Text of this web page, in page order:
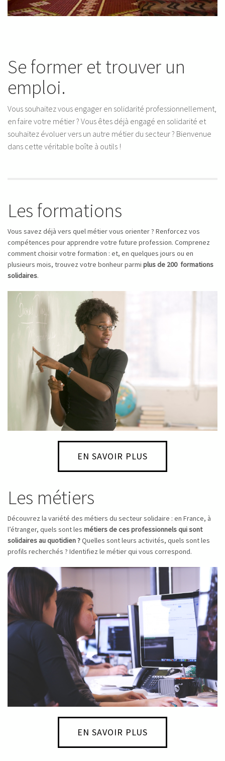
Se former et trouver un
emploi.
Vous souhaitez vous engager en solidarité professionnellement,
en faire votre métier ? Vous êtes déjà engagé en solidarité et
souhaitez évoluer vers un autre métier du secteur ? Bienvenue
dans cette véritable boîte à outils !
Les formations
​Vous savez déjà vers quel métier vous orienter ? Renforcez vos
compétences pour apprendre votre future profession. Comprenez
comment choisir votre formation : et, en quelques jours ou en
plusieurs mois, trouvez votre bonheur parmi plus de 200 formations
solidaires.
EN SAVOIR PLUS
Les métiers
Découvrez la variété des métiers du secteur solidaire : en France, à
l’étranger, quels sont les métiers de ces professionnels qui sont
solidaires au quotidien ?Quelles sont leurs activités, quels sont les
profils recherchés ? Identifiez le métier qui vous correspond.
EN SAVOIR PLUS